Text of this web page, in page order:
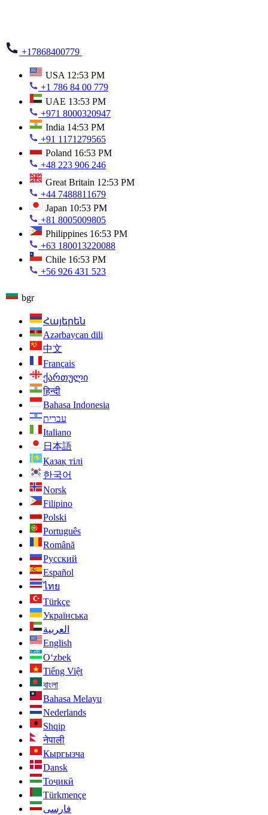
+17868400779
USA 12:53 PM
+1 786 84 00 779
UAE 13:53 PM
+971 8000320947
India 14:53 PM
+91 1171279565
Poland 16:53 PM
+48 223 906 246
Great Britain 12:53 PM
+44 7488811679
Japan 10:53 PM
+81 8005009805
Philippines 16:53 PM
+63 180013220088
Chile 16:53 PM
+56 926 431 523
bgr
Հայերեն
Azərbaycan dili
中文
Français
ქართული
हिन्दी
Bahasa Indonesia
עברית
Italiano
日本語
Қазақ тілі
한국어
Norsk
Filipino
Polski
Português
Română
Русский
Español
ไทย
Türkçe
Українська
العربية
English
O‘zbek
Tiếng Việt
বাংলা
Bahasa Melayu
Nederlands
Shqip
नेपाली
Кыргызча
Dansk
Тоҷикӣ
Türkmençe
فارسی